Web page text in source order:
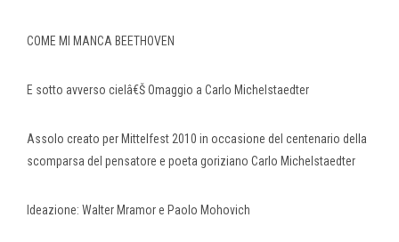
COME MI MANCA BEETHOVEN
E sotto avverso cielâ€Š Omaggio a Carlo Michelstaedter
Assolo creato per Mittelfest 2010 in occasione del centenario della
scomparsa del pensatore e poeta goriziano Carlo Michelstaedter
Ideazione: Walter Mramor e Paolo Mohovich